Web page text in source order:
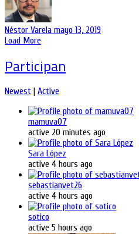
Néstor Varela mayo 13, 2019
Load More
Participan
Newest | Active
mamuva07
active 20 minutes ago
Sara López
active 4 hours ago
sebastianvet26
active 4 hours ago
sotico
active 5 hours ago